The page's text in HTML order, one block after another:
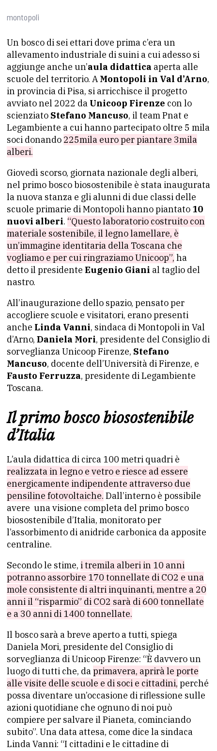
montopoli
Un bosco di sei ettari dove prima c’era un
allevamento industriale di suini a cui adesso si
aggiunge anche un’aula didattica aperta alle
scuole del territorio. A Montopoli in Val d’Arno,
in provincia di Pisa, si arricchisce il progetto
avviato nel 2022 da Unicoop Firenze con lo
scienziato Stefano Mancuso, il team Pnat e
Legambiente a cui hanno partecipato oltre 5 mila
soci donando 225mila euro per piantare 3mila
alberi.
Giovedì scorso, giornata nazionale degli alberi,
nel primo bosco biosostenibile è stata inaugurata
la nuova stanza e gli alunni di due classi delle
scuole primarie di Montopoli hanno piantato 10
nuovi alberi. “Questo laboratorio costruito con
materiale sostenibile, il legno lamellare, è
un’immagine identitaria della Toscana che
vogliamo e per cui ringraziamo Unicoop”, ha
detto il presidente Eugenio Giani al taglio del
nastro.
All’inaugurazione dello spazio, pensato per
accogliere scuole e visitatori, erano presenti
anche Linda Vanni, sindaca di Montopoli in Val
d’Arno, Daniela Mori, presidente del Consiglio di
sorveglianza Unicoop Firenze, Stefano
Mancuso, docente dell’Università di Firenze, e
Fausto Ferruzza, presidente di Legambiente
Toscana.
Il primo bosco biosostenibile
d’Italia
L’aula didattica di circa 100 metri quadri è
realizzata in legno e vetro e riesce ad essere
energicamente indipendente attraverso due
pensiline fotovoltaiche. Dall’interno è possibile
avere una visione completa del primo bosco
biosostenibile d’Italia, monitorato per
l’assorbimento di anidride carbonica da apposite
centraline.
Secondo le stime, i tremila alberi in 10 anni
potranno assorbire 170 tonnellate di CO2 e una
mole consistente di altri inquinanti, mentre a 20
anni il “risparmio” di CO2 sarà di 600 tonnellate
e a 30 anni di 1400 tonnellate.
Il bosco sarà a breve aperto a tutti, spiega
Daniela Mori, presidente del Consiglio di
sorveglianza di Unicoop Firenze: “È davvero un
luogo di tutti che, daprimavera, aprirà le porte
alle visite delle scuole e di soci e cittadini, perché
possa diventare un’occasione di riflessione sulle
azioni quotidiane che ognuno di noi può
compiere per salvare il Pianeta, cominciando
subito”. Una data attesa, come dice la sindaca
Linda Vanni: “I cittadini e le cittadine di